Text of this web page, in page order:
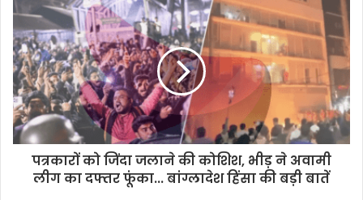
पत्रकारों को जिंदा जलाने की कोशिश, भीड़ ने अवामी
लीग का दफ्तर फूंका... बांग्लादेश हिंसा की बड़ी बातें